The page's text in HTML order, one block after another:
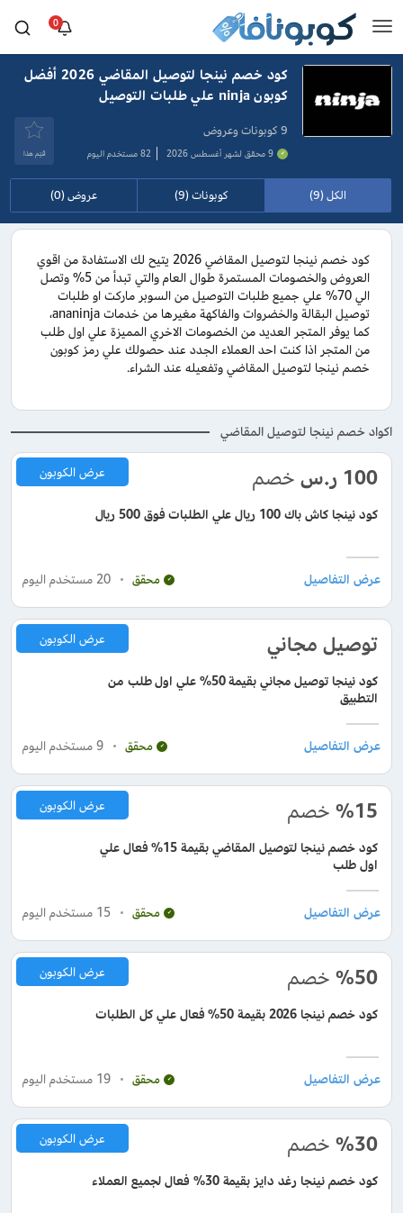
0
كود خصم نينجا لتوصيل المقاضي 2026 أفضل
كوبون ninja علي طلبات التوصيل
9 كوبونات وعروض
9 محقق لشهر أغسطس 2026 82 مستخدم اليوم قيَم هذا
الكل (9) كوبونات (9) عروض (0)
كود خصم نينجا لتوصيل المقاضي 2026 يتيح لك الاستفادة من اقوي
العروض والخصومات المستمرة طوال العام والتي تبدأ من 5% وتصل
الي 70% علي جميع طلبات التوصيل من السوبر ماركت او طلبات
توصيل البقالة والخضروات والفاكهة مغيرها من خدمات ananinja،
كما يوفر المتجر العديد من الخصومات الاخري المميزة علي اول طلب
من المتجر اذا كنت احد العملاء الجدد عند حصولك علي رمز كوبون
خصم نينجا لتوصيل المقاضي وتفعيله عند الشراء.
اكواد خصم نينجا لتوصيل المقاضي
100 ر.س خصم
كود نينجا كاش باك 100 ريال علي الطلبات فوق 500 ريال
عرض الكوبون
محقق 20 مستخدم اليوم
توصيل مجاني
كود نينجا توصيل مجاني بقيمة 50% علي اول طلب من
التطبيق
عرض الكوبون
محقق 9مستخدم اليوم
%15 خصم
كود خصم نينجا لتوصيل المقاضي بقيمة 15% فعال علي
اول طلب
عرض الكوبون
محقق 15 مستخدم اليوم
%50 خصم
كود خصم نينجا 2026 بقيمة 50% فعال علي كل الطلبات
عرض الكوبون
محقق 19 مستخدم اليوم
%30 خصم
كود خصم نينجا رغد دايز بقيمة 30% فعال لجميع العملاء
عرض الكوبون